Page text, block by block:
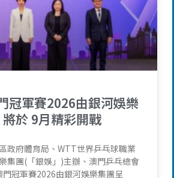
冠軍賽2026由銀河娛樂
於 9月精彩開戰
政府體育局、WTT世界乒乓球職業
集團(「銀娛」)主辦、澳門乒乓總會
冠軍賽2026由銀河娛樂集團呈